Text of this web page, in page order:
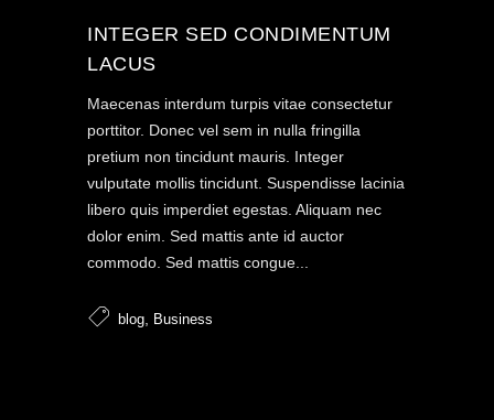
INTEGER SED CONDIMENTUM
LACUS
Maecenas interdum turpis vitae consectetur
porttitor. Donec vel sem in nulla fringilla
pretium non tincidunt mauris. Integer
vulputate mollis tincidunt. Suspendisse lacinia
libero quis imperdiet egestas. Aliquam nec
dolor enim. Sed mattis ante id auctor
commodo. Sed mattis congue...
blog Business